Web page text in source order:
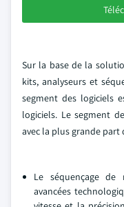
Sur la base de la
kits, analyseurs et
segment des logiciels
logiciels. Le segment
avec la plus grande part
Le séquençage de
avancées